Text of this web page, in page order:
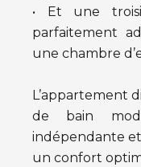
• Et une
parfaitement
une chambre
L’appartement
de bain
indépendante
un confort